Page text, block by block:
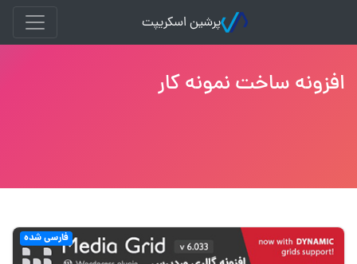
پرشین اسکریپت
افزونه ساخت نمونه کار
فارسی شده